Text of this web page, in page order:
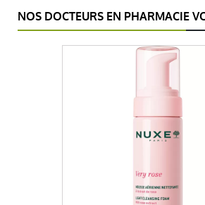
NOS DOCTEURS EN PHARMACIE